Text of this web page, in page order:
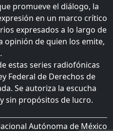
promueve el diálogo, la
en un marco crítico
expresados a lo largo de
opinión de quien los emite,
estas series radiofónicas
Federal de Derechos de
Se autoriza la escucha
sin propósitos de lucro.